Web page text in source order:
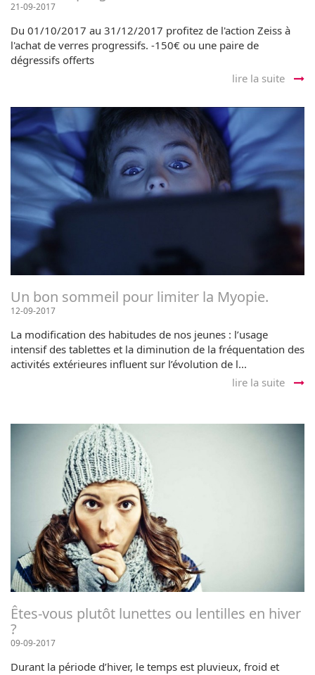
21-09-2017
Du 01/10/2017 au 31/12/2017 profitez de l'action Zeiss à
l'achat de verres progressifs. -150€ ou une paire de
dégressifs offerts
lire la suite
Un bon sommeil pour limiter la Myopie.
12-09-2017
La modification des habitudes de nos jeunes : l’usage
intensif des tablettes et la diminution de la fréquentation des
activités extérieures influent sur l’évolution de l...
lire la suite
Êtes-vous plutôt lunettes ou lentilles en hiver
?
09-09-2017
Durant la période d’hiver, le temps est pluvieux, froid et